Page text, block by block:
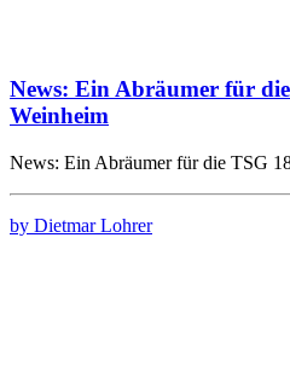
News: Ein Abräumer für
Weinheim
News: Ein Abräumer für die TSG
by Dietmar Lohrer